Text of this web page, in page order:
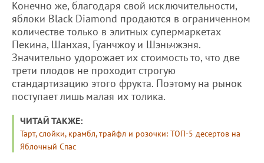
Конечно же, благодаря свой исключительности,
яблоки Black Diamond продаются в ограниченном
количестве только в элитных супермаркетах
Пекина, Шанхая, Гуанчжоу и Шэньчжэня.
Значительно удорожает их стоимость то, что две
трети плодов не проходит строгую
стандартизацию этого фрукта. Поэтому на рынок
поступает лишь малая их толика.
ЧИТАЙ ТАКЖЕ:
Тарт, слойки, крамбл, трайфл и розочки: ТОП-5 десертов на
Яблочный Спас